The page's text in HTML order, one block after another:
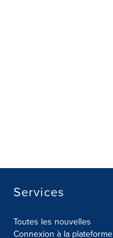
Services
Toutes les nouvelles
Connexion à la plateforme